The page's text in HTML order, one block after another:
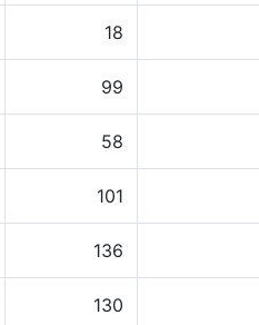
18
99
58
101
136
130